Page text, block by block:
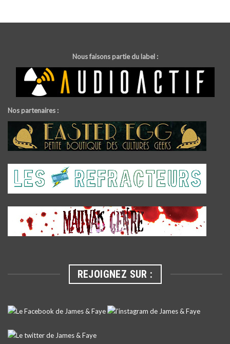
Nous faisons partie du label :
Nos partenaires :
REJOIGNEZ SUR :